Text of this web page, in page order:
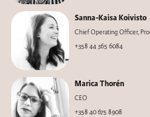
Sanna-Kaisa Koivisto
Chief Operating Officer,
+358 44 365 6084
Marica Thorén
CEO
+358 40 675 8908